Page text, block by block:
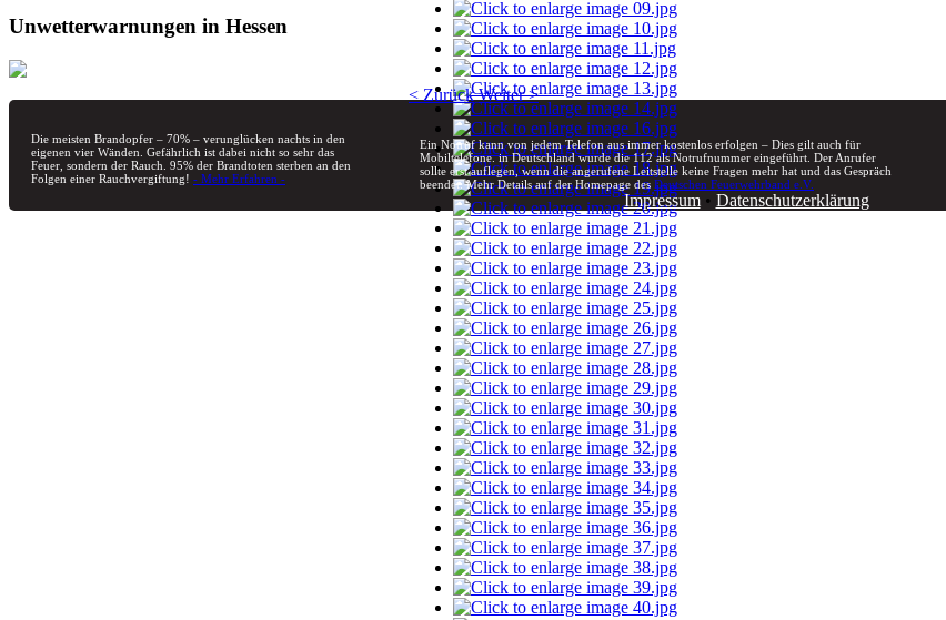
< Zurück Weiter >
Unwetterwarnungen in Hessen
Die meisten Brandopfer – 70% – verunglücken nachts in den
eigenen vier Wänden. Gefährlich ist dabei nicht so sehr das
Feuer, sondern der Rauch. 95% der Brandtoten sterben an den
Folgen einer Rauchvergiftung! - Mehr Erfahren -
Ein Notruf kann von jedem Telefon aus immer kostenlos erfolgen – Dies gilt auch für
Mobiltelefone. in Deutschland wurde die 112 als Notrufnummer eingeführt. Der Anrufer
sollte erst auflegen, wenn die angerufene Leitstelle keine Fragen mehr hat und das Gespräch
beendet. Mehr Details auf der Homepage des Deutschen Feuerwehrband e.V.
Impressum• Datenschutzerklärung